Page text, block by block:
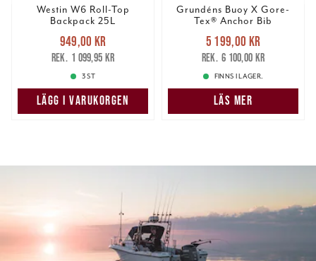
Westin W6 Roll-Top
Backpack 25L
Nuvarande pris
949,00 krTidigare pris
1 099,95 kr
949,00 kr
1 099,95 kr
3 ST
LÄGG I VARUKORGEN
Grundéns Buoy X Gore-
Tex® Anchor Bib
Nuvarande pris
5 199,00 krTidigare pris
6 100,00 kr
5 199,00 kr
6 100,00 kr
FINNS I LAGER.
LÄS MER